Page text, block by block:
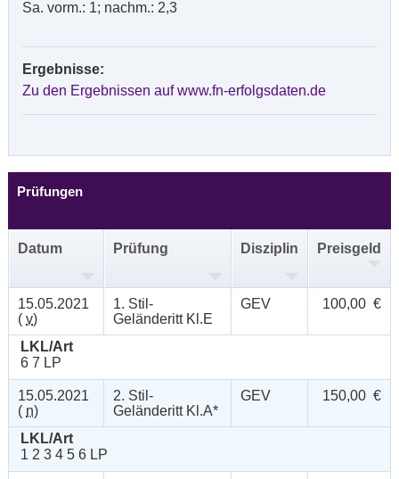
Sa. vorm.: 1; nachm.: 2,3
Ergebnisse:
Zu den Ergebnissen auf www.fn-erfolgsdaten.de
Prüfungen
Datum Prüfung Disziplin Preisgeld
15.05.2021
( v)
1. Stil-
Geländeritt Kl.E
GEV 100,00 €
LKL/Art
6 7 LP
15.05.2021
( n)
2. Stil-
Geländeritt Kl.A*
GEV 150,00 €
LKL/Art
1 2 3 4 5 6 LP